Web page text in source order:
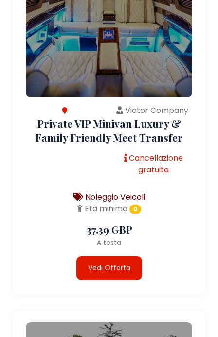
Viator Company
Private VIP Minivan Luxury &
Family Friendly Meet Transfer
Cancellazione
gratuita
Noleggio Veicoli
Età minima
0
37.39 GBP
A testa
Vedi Offerta